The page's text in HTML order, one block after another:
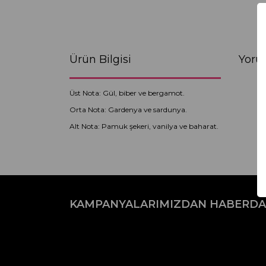
Ürün Bilgisi
Üst Nota: Gül, biber ve bergamot.
Orta Nota: Gardenya ve sardunya.
Alt Nota: Pamuk şekeri, vanilya ve baharat.
Bu ürünün fiyat bilgisi, resim, ürün
Görüş ve önerileriniz için teşekkür ederiz.
Ürün resmi kalitesiz, bozuk veya
KAMPANYALARIMIZDAN